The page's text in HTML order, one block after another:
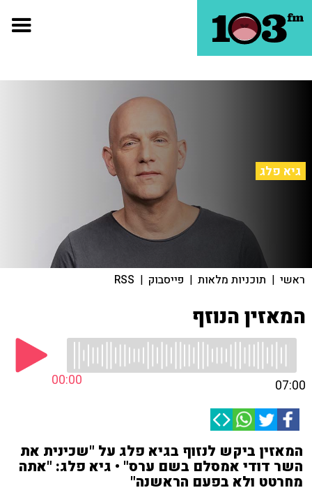
גיא פלג
ראשי | תוכניות מלאות | פייסבוק |
RSS
המאזין הנוזף
00:00 07:00
המאזין ביקש לנזוף בגיא פלג על "שכינית את
השר דודי אמסלם בשם ערס" • גיא פלג: "אתה
מחרטט ולא בפעם הראשנה"